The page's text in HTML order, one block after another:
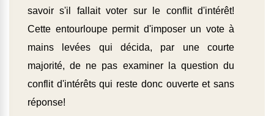
savoir s'il fallait voter sur le conflit d'intérêt!
Cette entourloupe permit d'imposer un vote à
mains levées qui décida, par une courte
majorité, de ne pas examiner la question du
conflit d'intérêts qui reste donc ouverte et sans
réponse!